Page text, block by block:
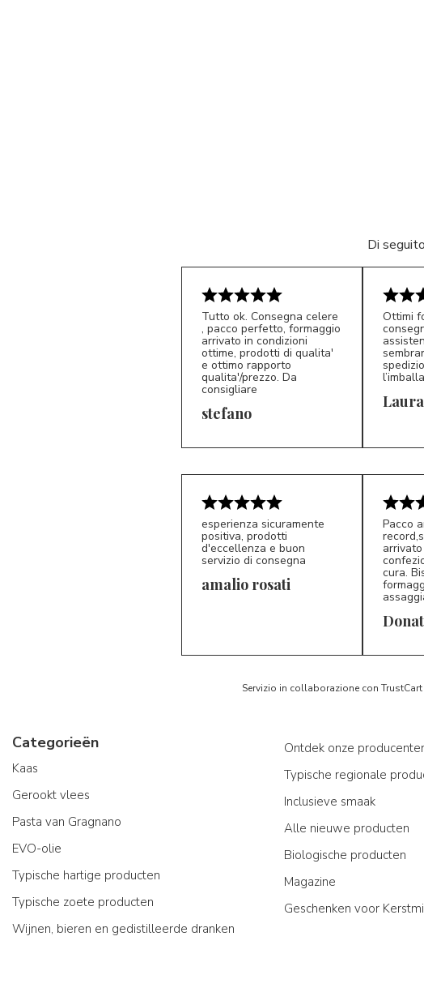
Di
S*
Tutto ok. Consegna celere
, pacco perfetto, formaggio
arrivato in condizioni
ottime, prodotti di qualita'
e ottimo rapporto
qualita'/prezzo. Da
consigliare
stefano LP
Ottimi
esperienza sicuramente
positiva, prodotti
d'eccellenza e buon
servizio di consegna
amalio rosati
D*
Pacco
cura.
Servizio in collaborazione con
Categorieën
Kaas
Gerookt vlees
Pasta van Gragnano
EVO-olie
Typische hartige producten
Typische zoete producten
Wijnen, bieren en gedistilleerde dranken
Ontdek onze
Typische regionale
Inclusieve smaak
Alle nieuwe producten
Biologische producten
Magazine
Geschenken voor